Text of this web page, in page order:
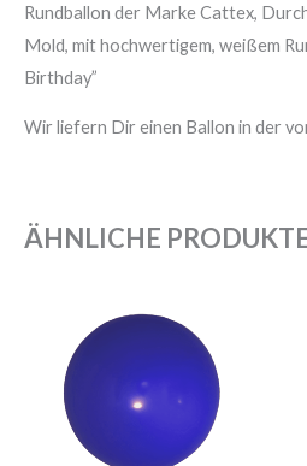
Rundballon der Marke Cattex,
Mold, mit hochwertigem, weißem
Birthday”
Wir liefern Dir einen Ballon in der
ÄHNLICHE